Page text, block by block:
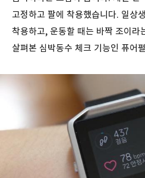
고정하고 팔에 착용했습니다. 일상
착용하고, 운동할 때는 바짝 조이라
살펴본 심박동수 체크 기능인 퓨어